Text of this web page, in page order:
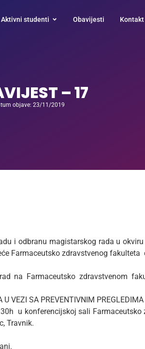
Aktivni studenti Obavijesti Kontakt
– 17
objave: 23/11/2019
i odbranu magistarskog rada u
Farmaceutsko zdravstvenog fakulteta
na Farmaceutsko zdravstvenom
VEZI SA PREVENTIVNIM
u konferencijskoj sali Farmaceutsko
Travnik.